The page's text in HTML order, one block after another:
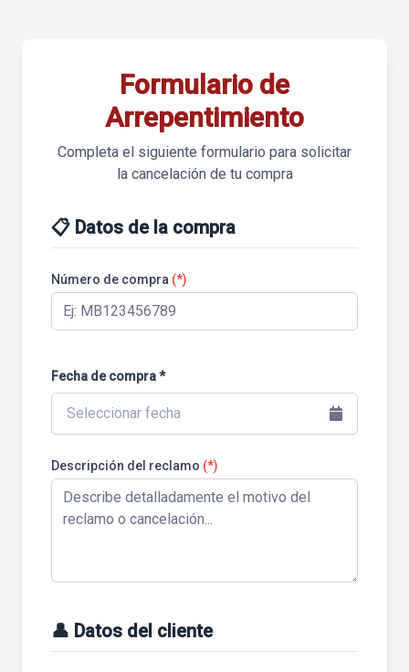
Formulario de
Arrepentimiento
Completa el siguiente formulario para solicitar
la cancelación de tu compra
📋 Datos de la compra
Número de compra (*)
Fecha de compra *
Seleccionar fecha
Descripción del reclamo (*)
👤 Datos del cliente